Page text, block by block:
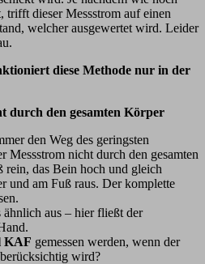
trifft dieser Messstrom auf einen
welcher ausgewertet wird. Leider
diese Methode nur in der
durch den gesamten Körper
den Weg des geringsten
Messstrom nicht durch den gesamten
das Bein hoch und gleich
und am Fuß raus. Der komplette
ähnlich aus – hier fließt der
KAF gemessen werden, wenn der
wird?